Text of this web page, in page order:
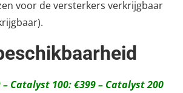
voor de versterkers verkrijgbaar
Catalyst 100: €399 – Catalyst 200